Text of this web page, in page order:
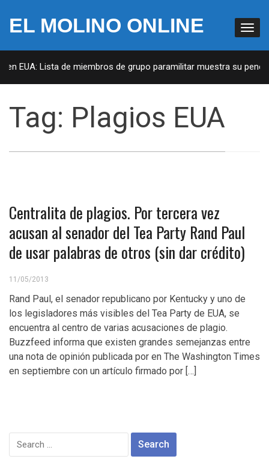
EL MOLINO ONLINE
EUA: Lista de miembros de grupo paramilitar muestra su
Tag: Plagios EUA
Centralita de plagios. Por tercera vez
acusan al senador del Tea Party Rand Paul
de usar palabras de otros (sin dar crédito)
11/05/2013
Rand Paul, el senador republicano por Kentucky y uno de
los legisladores más visibles del Tea Party de EUA, se
encuentra al centro de varias acusaciones de plagio.
Buzzfeed informa que existen grandes semejanzas entre
una nota de opinión publicada por en The Washington Times
en septiembre con un artículo firmado por […]
Search
for: